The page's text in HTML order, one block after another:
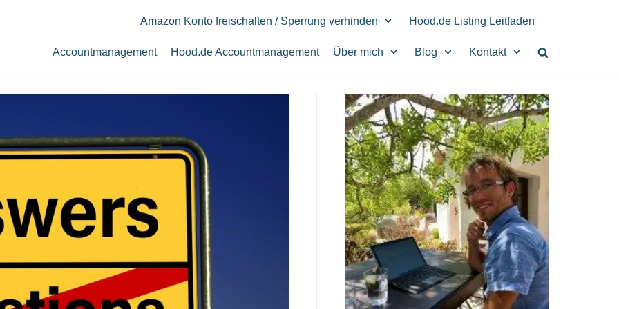
Amazon Konto freischalten / Sperrung verhinden Hood.de Listing Leitfaden
Accountmanagement Hood.de Accountmanagement Über mich Blog Kontakt